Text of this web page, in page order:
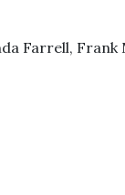
Farrell, Frank